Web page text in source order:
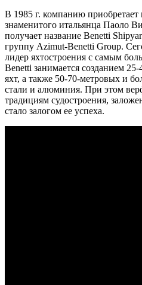
В 1985 г. компанию приобретает
знаменитого итальянца Паоло
получает название Benetti
группу Azimut-Benetti Group.
лидер яхтостроения с самым
Benetti занимается созданием
яхт, а также 50-70-метровых и
стали и алюминия. При этом
традициям судостроения,
стало залогом ее успеха.